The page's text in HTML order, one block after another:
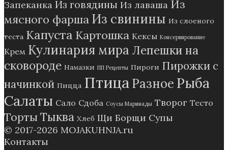
Запеканка Из говядины Из лаваша Из
мясного фарша Из свинины Из слоеного
теста Капуста Картошка Кексы Консервирование
Крем Кулинария мира Лепешки на
сковороде Намазки ПП Рецепты Пироги Пирожки с
начинкой Пицца ПтицаРазное Рыба
Салаты Сало Сдоба Соусы Маринады Творог Тесто
ТортыТыква Хлеб Щи Борщи Супы
© 2017-2026 MOJAKUHNJA.ru
Контакты